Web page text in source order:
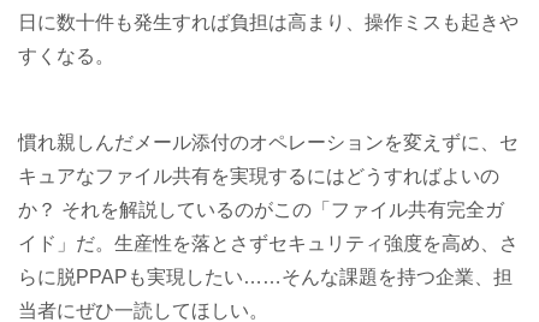
日に数十件も発生すれば負担は高まり、操作ミスも起きや
すくなる。
慣れ親しんだメール添付のオペレーションを変えずに、セ
キュアなファイル共有を実現するにはどうすればよいの
か？ それを解説しているのがこの「ファイル共有完全ガ
イド」だ。生産性を落とさずセキュリティ強度を高め、さ
らに脱PPAPも実現したい……そんな課題を持つ企業、担
当者にぜひ一読してほしい。